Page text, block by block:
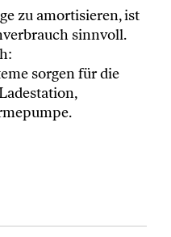
zu amortisieren, ist
sinnvoll.
sorgen für die